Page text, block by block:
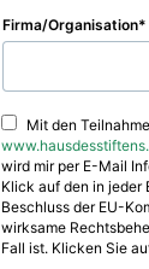
Firma/Organisation
Mit den
wird mir per E-Mail
Klick auf den in jeder
Beschluss der EU-
wirksame
Fall ist. Klicken Sie